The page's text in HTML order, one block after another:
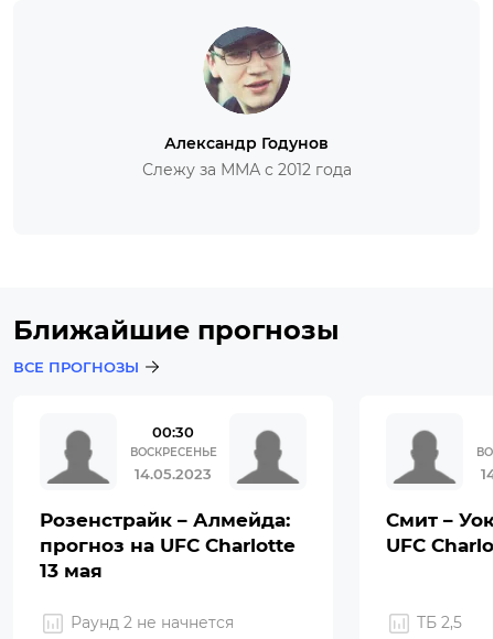
Александр Годунов
Слежу за ММА с 2012 года
Ближайшие прогнозы
ВСЕ ПРОГНОЗЫ
00:30
ВОСКРЕСЕНЬЕ
14.05.2023
Розенстрайк – Алмейда:
прогноз на UFC Charlotte
13 мая
Раунд 2 не начнется
Смит –
UFC
ТБ 2,5